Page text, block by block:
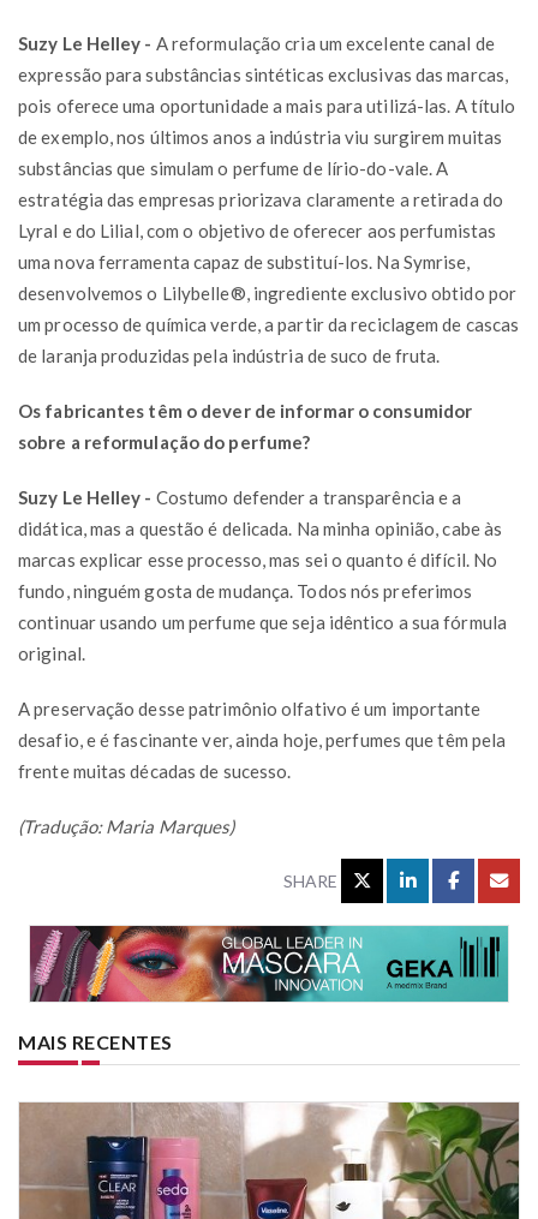
Suzy Le Helley - A reformulação cria um excelente canal de
expressão para substâncias sintéticas exclusivas das marcas,
pois oferece uma oportunidade a mais para utilizá-las. A título
de exemplo, nos últimos anos a indústria viu surgirem muitas
substâncias que simulam o perfume de lírio-do-vale. A
estratégia das empresas priorizava claramente a retirada do
Lyral e do Lilial, com o objetivo de oferecer aos perfumistas
uma nova ferramenta capaz de substituí-los. Na Symrise,
desenvolvemos o Lilybelle®, ingrediente exclusivo obtido por
um processo de química verde, a partir da reciclagem de cascas
de laranja produzidas pela indústria de suco de fruta.
Os fabricantes têm o dever de informar o consumidor
sobre a reformulação do perfume?
Suzy Le Helley - Costumo defender a transparência e a
didática, mas a questão é delicada. Na minha opinião, cabe às
marcas explicar esse processo, mas sei o quanto é difícil. No
fundo, ninguém gosta de mudança. Todos nós preferimos
continuar usando um perfume que seja idêntico a sua fórmula
original.
A preservação desse patrimônio olfativo é um importante
desafio, e é fascinante ver, ainda hoje, perfumes que têm pela
frente muitas décadas de sucesso.
(Tradução: Maria Marques)
SHARE
MAIS RECENTES